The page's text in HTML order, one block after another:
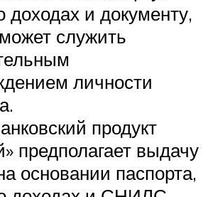
доходах и документу,
служить
личности
продукт
предполагает выдачу
основании паспорта,